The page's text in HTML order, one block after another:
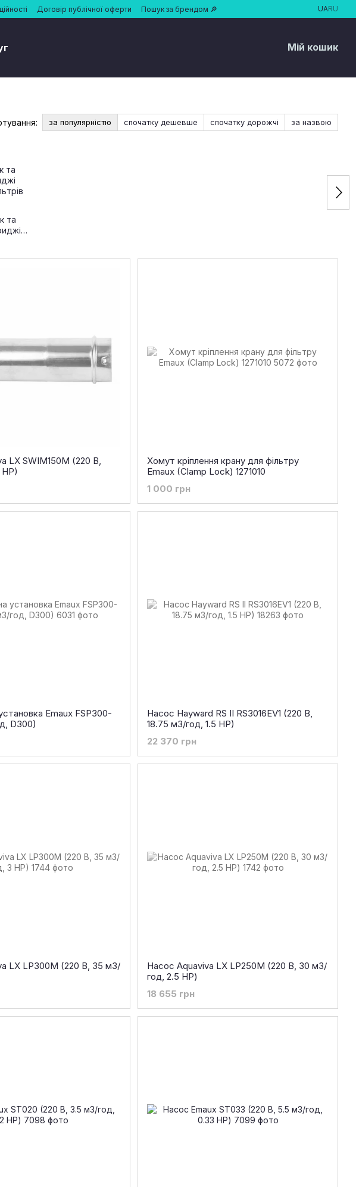
Договір публічної оферти Пошук за брендом 🔎 UARU
Мій кошик
за популярністю спочатку дешевше спочатку дорожчі за назвою
та
LX SWIM150M (220 В,
Хомут кріплення крану для фільтру
Emaux (Clamp Lock) 1271010
1 000 грн
Emaux FSP300-
D300)
Насос Hayward RS II RS3016EV1 (220 В,
18.75 м3/год, 1.5 HP)
22 370 грн
LX LP300M (220 В, 35 м3/
Насос Aquaviva LX LP250M (220 В, 30 м3/
год, 2.5 НР)
18 655 грн